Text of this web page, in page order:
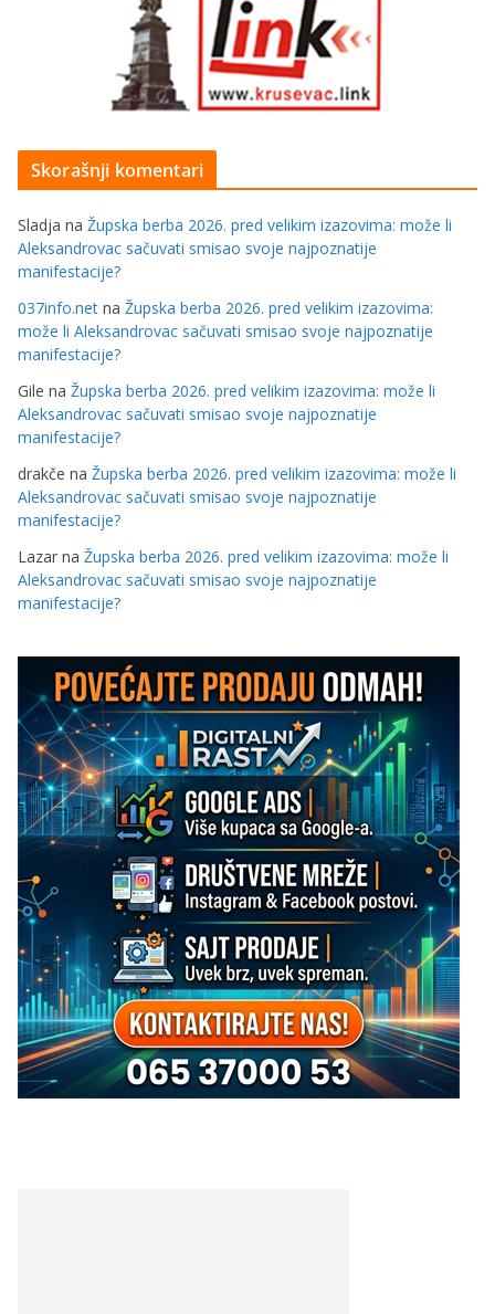
Skorašnji komentari
Sladja na Župska berba 2026. pred velikim izazovima: može li
Aleksandrovac sačuvati smisao svoje najpoznatije
manifestacije?
037info.net na Župska berba 2026. pred velikim izazovima:
može li Aleksandrovac sačuvati smisao svoje najpoznatije
manifestacije?
Gile na Župska berba 2026. pred velikim izazovima: može li
Aleksandrovac sačuvati smisao svoje najpoznatije
manifestacije?
drakče na Župska berba 2026. pred velikim izazovima: može li
Aleksandrovac sačuvati smisao svoje najpoznatije
manifestacije?
Lazar na Župska berba 2026. pred velikim izazovima: može li
Aleksandrovac sačuvati smisao svoje najpoznatije
manifestacije?